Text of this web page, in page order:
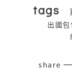
tags
出國包
share